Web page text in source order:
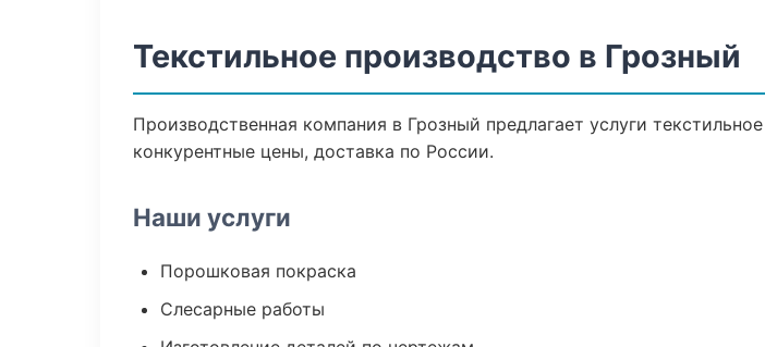
Текстильное производство в Грозный
Производственная компания в Грозный предлагает услуги
конкурентные цены, доставка по России.
Наши услуги
Порошковая покраска
Слесарные работы